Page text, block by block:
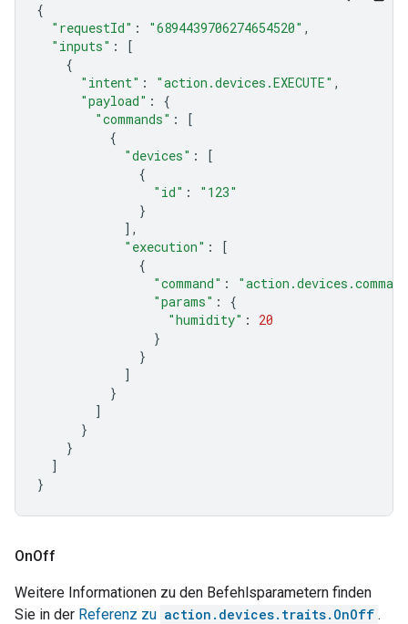
{
"requestId" : "6894439706274654520" ,
"inputs" :
[
{
"intent" : "action.devices.EXECUTE" ,
"payload" :
{
"commands" :
[
{
"devices" :
[
{
"id" :
"123"
}
],
"execution" :
[
{
"command" :
"params" :
{
"humidity" :
20
}
}
]
}
]
}
}
]
}
OnOff
Weitere Informationen zu den Befehlsparametern finden
Sie in der Referenz zu action.devices.traits.OnOff .